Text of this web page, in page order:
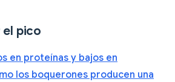
pico
en proteínas y bajos en
los boquerones producen una